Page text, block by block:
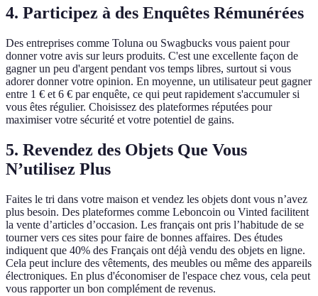
4. Participez à des Enquêtes Rémunérées
Des entreprises comme Toluna ou Swagbucks vous paient pour
donner votre avis sur leurs produits. C'est une excellente façon de
gagner un peu d'argent pendant vos temps libres, surtout si vous
adorer donner votre opinion. En moyenne, un utilisateur peut gagner
entre 1 € et 6 € par enquête, ce qui peut rapidement s'accumuler si
vous êtes régulier. Choisissez des plateformes réputées pour
maximiser votre sécurité et votre potentiel de gains.
5. Revendez des Objets Que Vous
N’utilisez Plus
Faites le tri dans votre maison et vendez les objets dont vous n’avez
plus besoin. Des plateformes comme Leboncoin ou Vinted facilitent
la vente d’articles d’occasion. Les français ont pris l’habitude de se
tourner vers ces sites pour faire de bonnes affaires. Des études
indiquent que 40% des Français ont déjà vendu des objets en ligne.
Cela peut inclure des vêtements, des meubles ou même des appareils
électroniques. En plus d'économiser de l'espace chez vous, cela peut
vous rapporter un bon complément de revenus.